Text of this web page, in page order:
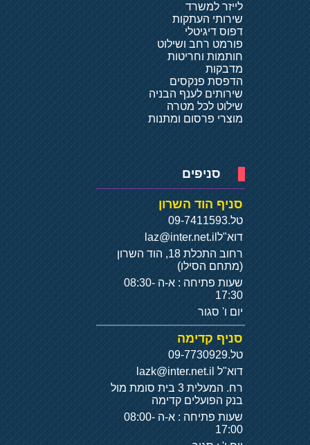
לייזר למשרד
שירותי העתקות
דפוס דיגיטלי
פורמט רחב ושילוט
חותמות וחריטות
מדבקות
הדפסת פנקסים
שירותים לענף הבניה
שילוט לכל מטרה
מוצרי פרסום ומתנות
סניפים
סניף הוד השרון
טל.09-7411593
דוא"ל laz@inter.net.il
רחוב התכלת 18, הוד השרון
(מתחם הסילו)
שעות פתיחה : א-ה 08:30-
17:30
יום ו' סגור
סניף קדימה
טל.09-7730929
דוא"ל
רח. המעלית 3 בית סומת מול
בנק הפועלים קדימה
שעות פתיחה : א-ה 08:00-
17:00